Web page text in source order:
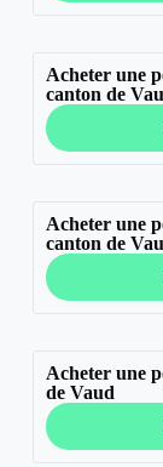
Acheter une
canton de
Acheter une
canton de
Acheter une
de Vaud